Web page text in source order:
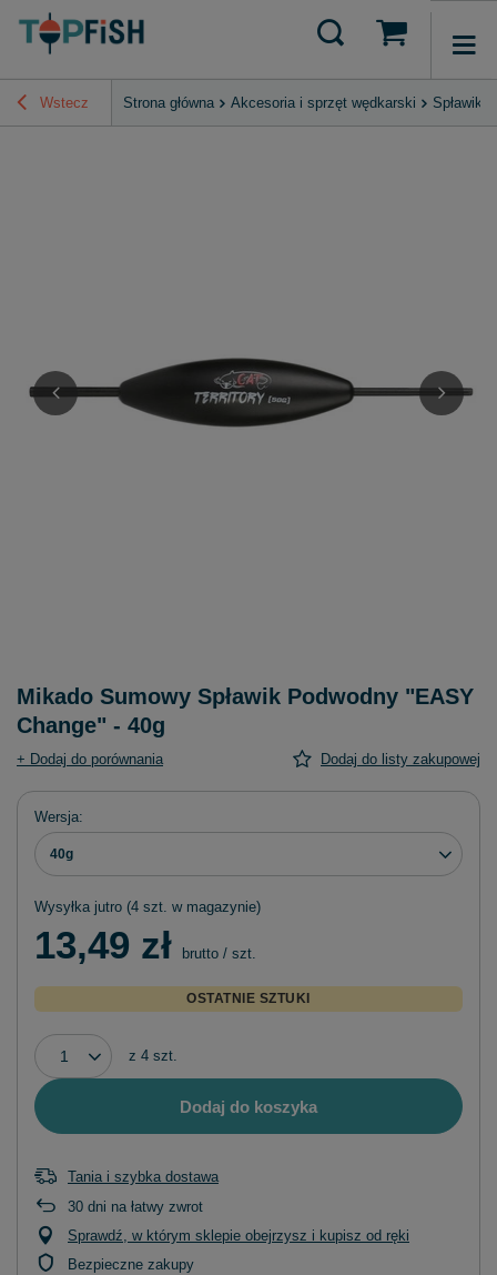
Wstecz Strona główna Akcesoria i sprzęt wędkarski Spławiki
Mikado Sumowy Spławik Podwodny "EASY
Change" - 40g
+ Dodaj do porównania Dodaj do listy zakupowej
Wersja
40g
Wysyłka jutro (4 szt. w magazynie)
13,49 zł brutto / szt.
OSTATNIE SZTUKI
z 4 szt.
Dodaj do koszyka
Tania i szybka dostawa
30 dni na łatwy zwrot
Sprawdź, w którym sklepie obejrzysz i kupisz od ręki
Bezpieczne zakupy